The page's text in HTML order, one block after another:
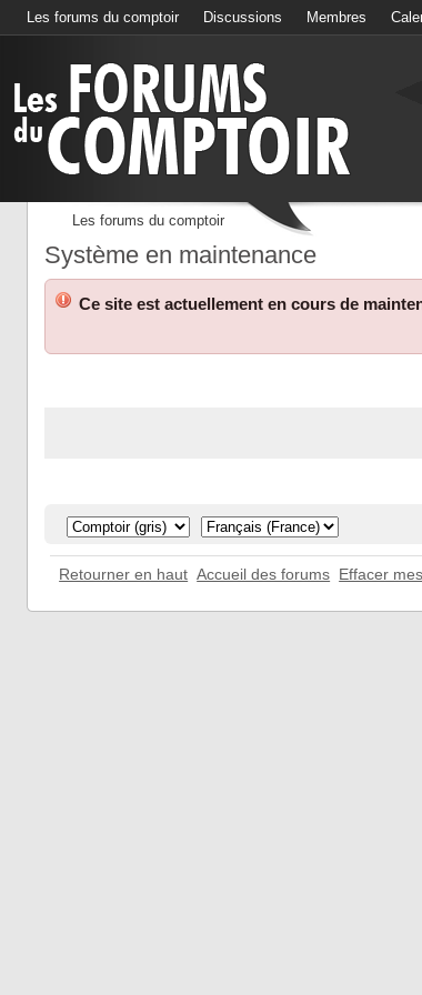
Les forums du comptoir Discussions Membres
Les forums du comptoir
Système en maintenance
Ce site est actuellement en cours de
Retourner en haut Accueil des forums Effacer